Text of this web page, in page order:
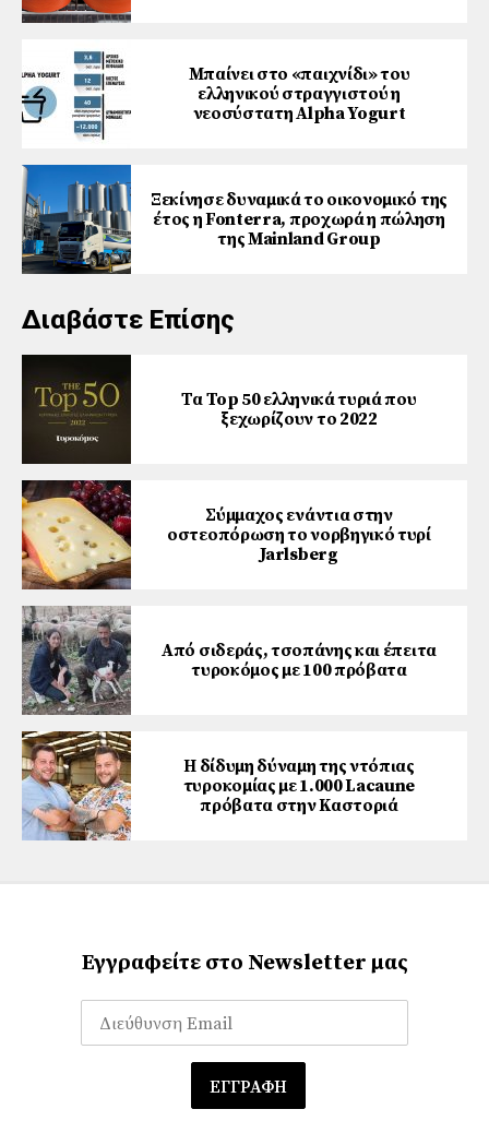
Μπαίνει στο «παιχνίδι» του
ελληνικού στραγγιστού η
νεοσύστατη Alpha Yogurt
Ξεκίνησε δυναμικά το οικονομικό της
έτος η Fonterra, προχωρά η πώληση
της Mainland Group
Διαβάστε Επίσης
Τα Top 50 ελληνικά τυριά που
ξεχωρίζουν το 2022
Σύμμαχος ενάντια στην
οστεοπόρωση το νορβηγικό τυρί
Jarlsberg
Από σιδεράς, τσοπάνης και έπειτα
τυροκόμος με 100 πρόβατα
Η δίδυμη δύναμη της ντόπιας
τυροκομίας με 1.000 Lacaune
πρόβατα στην Καστοριά
Εγγραφείτε στο Newsletter μας